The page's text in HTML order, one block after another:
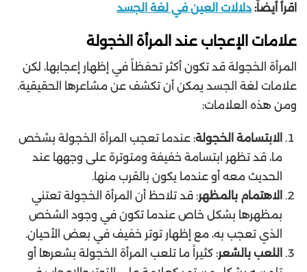
اقرأ أيضاً: دلالات العين في لغة الجسد
علامات الإعجاب عند المرأة الخجولة
المرأة الخجولة قد تكون أكثر تحفظاً في إظهار إعجابها، لكن
علامات لغة الجسد يمكن أن تكشف عن مشاعرها الحقيقية.
ومن هذه العلامات:
الابتسامة الخجولة: عندما تعجب المرأة الخجولة بشخص
ما، قد تظهر ابتسامة خفيفة ومتوترة على وجهها عند
الحديث معه أو عندما يكون بالقرب منها.
الاهتمام بالمظهر: قد تلاحظ أن المرأة الخجولة تعتني
بمظهرها بشكل خاص عندما تكون في وجود الشخص
الذي تعجب به، مع إظهار توتر خفيف في بعض الأحيان.
اللعب بالشعر: كثيراً ما تلعب المرأة الخجولة بشعرها أو